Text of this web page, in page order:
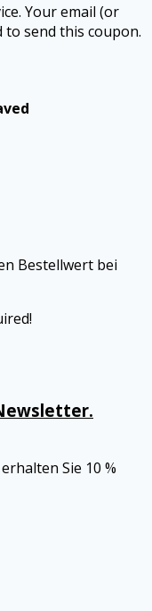
Your email (or
send this coupon.
Bestellwert bei
Sie 10 %